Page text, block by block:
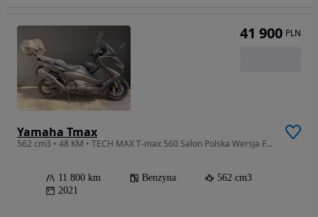
Yamaha Tmax
562 cm3 • 48 KM • TECH MAX T-max 560 Salon Polska Wersja Full Mivv ceramiczny
11 800 km Benzyna
562 cm3
2021
41 900 PLN